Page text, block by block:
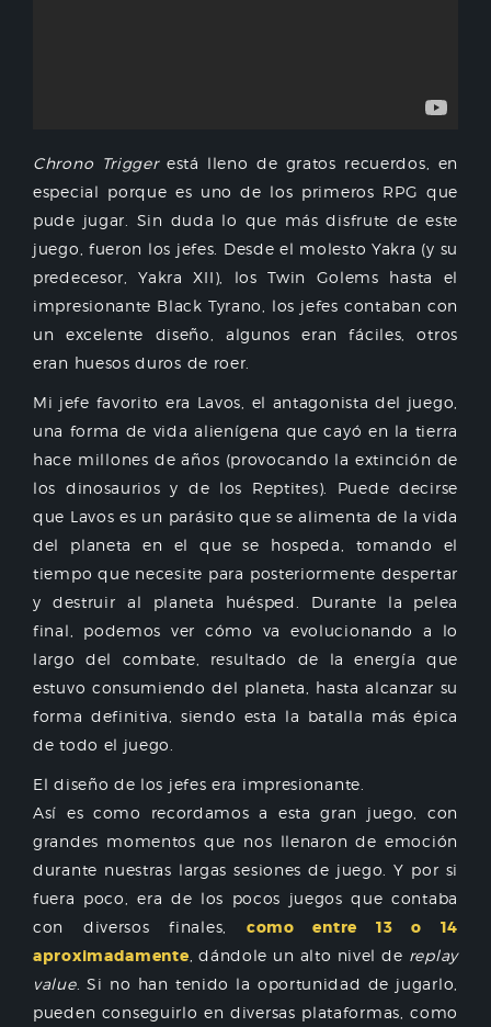
Chrono Triggerestá lleno de gratos recuerdos, en
especial porque es uno de los primeros RPG que
pude jugar. Sin duda lo que más disfrute de este
juego, fueron los jefes. Desde el molesto Yakra (y su
predecesor, Yakra XII), los Twin Golems hasta el
impresionante Black Tyrano, los jefes contaban con
un excelente diseño, algunos eran fáciles, otros
eran huesos duros de roer.
Mi jefe favorito era Lavos, el antagonista del juego,
una forma de vida alienígena que cayó en la tierra
hace millones de años (provocando la extinción de
los dinosaurios y de los Reptites). Puede decirse
que Lavos es un parásito que se alimenta de la vida
del planeta en el que se hospeda, tomando el
tiempo que necesite para posteriormente despertar
y destruir al planeta huésped. Durante la pelea
final, podemos ver cómo va evolucionando a lo
largo del combate, resultado de la energía que
estuvo consumiendo del planeta, hasta alcanzar su
forma definitiva, siendo esta la batalla más épica
de todo el juego.
El diseño de los jefes era impresionante.
Así es como recordamos a esta gran juego, con
grandes momentos que nos llenaron de emoción
durante nuestras largas sesiones de juego. Y por si
fuera poco, era de los pocos juegos que contaba
con diversos finales, como entre 13 o 14
aproximadamente , dándole un alto nivel de replay
value. Si no han tenido la oportunidad de jugarlo,
pueden conseguirlo en diversas plataformas, como